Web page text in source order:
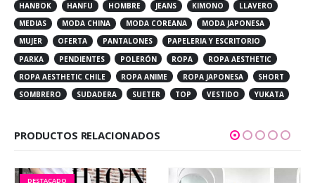
HANBOK
HANFU HOMBRE JEANS KIMONO
LLAVERO
MEDIAS
MODA CHINA MODA COREANA
MODA JAPONESA
MUJER
OFERTA PANTALONES
PAPELERIA Y ESCRITORIO
PARKA
PENDIENTES POLERÓN ROPA
ROPA AESTHETIC
ROPA AESTHETIC CHILE
ROPA ANIME ROPA JAPONESA
SHORT
SOMBRERO
SUDADERA SUETER TOP VESTIDO YUKATA
PRODUCTOS RELACIONADOS
DESTACADO